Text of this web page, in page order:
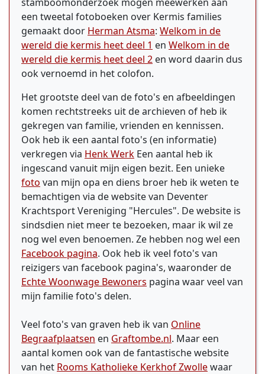
een tweetal fotoboeken over Kermis families
gemaakt door Herman Atsma: Welkom in de
wereld die kermis heet deel 1 en Welkom in de
wereld die kermis heet deel 2 en word daarin dus
ook vernoemd in het colofon.
Het grootste deel van de foto's en afbeeldingen
komen rechtstreeks uit de archieven of heb ik
gekregen van familie, vrienden en kennissen.
Ook heb ik een aantal foto's (en informatie)
verkregen via Henk Werk Een aantal heb ik
ingescand vanuit mijn eigen bezit. Een unieke
foto van mijn opa en diens broer heb ik weten te
bemachtigen via de website van Deventer
Krachtsport Vereniging "Hercules". De website is
sindsdien niet meer te bezoeken, maar ik wil ze
nog wel even benoemen. Ze hebben nog wel een
Facebook pagina. Ook heb ik veel foto's van
reizigers van facebook pagina's, waaronder de
Echte Woonwage Bewoners pagina waar veel van
mijn familie foto's delen.
Veel foto's van graven heb ik van Online
Begraafplaatsen en Graftombe.nl. Maar een
aantal komen ook van de fantastische website
van het Rooms Katholieke Kerkhof Zwollewaar